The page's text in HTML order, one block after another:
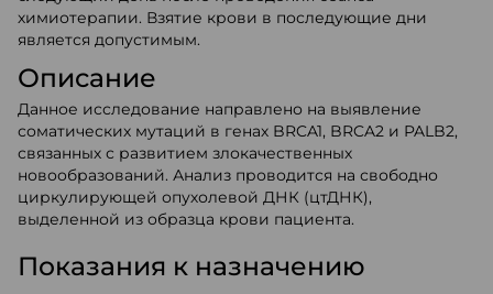
химиотерапии. Взятие крови в последующие дни
является допустимым.
Описание
Данное исследование направлено на выявление
соматических мутаций в генах BRCA1, BRCA2 и PALB2,
связанных с развитием злокачественных
новообразований. Анализ проводится на свободно
циркулирующей опухолевой ДНК (цтДНК),
выделенной из образца крови пациента.
Показания к назначению